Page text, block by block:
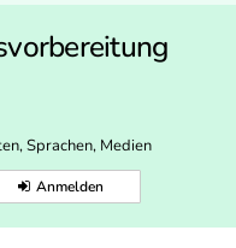
Sprachen, Medien
Anmelden